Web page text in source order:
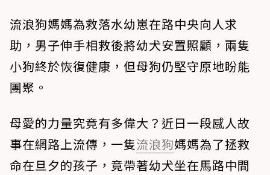
流浪狗媽媽為救落水幼崽在路中央向人求
助，男子伸手相救後將幼犬安置照顧，兩隻
小狗終於恢復健康，但母狗仍堅守原地盼能
團聚。
母愛的力量究竟有多偉大？近日一段感人故
事在網路上流傳，一隻流浪狗媽媽為了拯救
命在旦夕的孩子，竟帶著幼犬坐在馬路中間